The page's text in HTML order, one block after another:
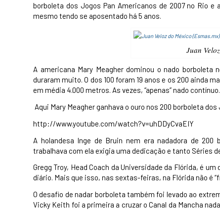
borboleta dos Jogos Pan Americanos de 2007 no Rio
mesmo tendo se aposentado há 5 anos.
Juan
A americana Mary Meagher dominou o nado
duraram muito. O dos 100 foram 19 anos e os 200 ainda
em média 4.000 metros. As vezes, “apenas” nado
Aqui Mary Meagher ganhava o ouro nos 200 borboleta
http://www.youtube.com/watch?v=uhDDyCvaEIY
A holandesa Inge de Bruin nem era nadadora de
trabalhava com ela exigia uma dedicação e tanto Séries
Gregg Troy, Head Coach da Universidade da Flórida, é
diário. Mais que isso, nas sextas-feiras, na Flórida não é
O desafio de nadar borboleta também foi levado ao
Vicky Keith foi a primeira a cruzar o Canal da Mancha